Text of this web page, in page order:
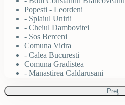
Popesti - Leordeni
- Splaiul Unirii
- Cheiul Dambovitei
- Sos Berceni
Comuna Vidra
- Calea Bucuresti
Comuna Gradistea
- Manastirea Caldarusani
Preţ